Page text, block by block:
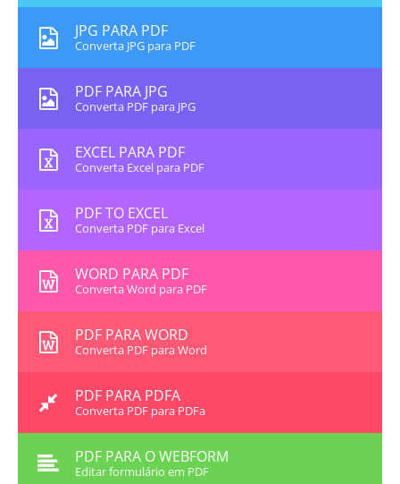
JPG PARA PDF
Converta JPG para PDF
PDF PARA JPG
Converta PDF para JPG
EXCEL PARA PDF
Converta Excel para PDF
PDF TO EXCEL
Converta PDF para Excel
WORD PARA PDF
Converta Word para PDF
PDF PARA WORD
Converta PDF para Word
PDF PARA PDFA
Converta PDF para PDFa
PDF PARA O WEBFORM
Editar formulário em PDF